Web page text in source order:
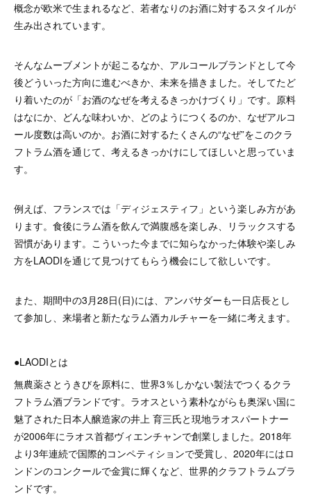
概念が欧米で生まれるなど、若者なりのお酒に対するスタイルが
生み出されています。
そんなムーブメントが起こるなか、アルコールブランドとして今
後どういった方向に進むべきか、未来を描きました。そしてたど
り着いたのが「お酒のなぜを考えるきっかけづくり」です。原料
はなにか、どんな味わいか、どのようにつくるのか、なぜアルコ
ール度数は高いのか。お酒に対するたくさんの“なぜ”をこのクラ
フトラム酒を通じて、考えるきっかけにしてほしいと思っていま
す。
例えば、フランスでは「ディジェスティフ」という楽しみ方があ
ります。食後にラム酒を飲んで満腹感を楽しみ、リラックスする
習慣があります。こういった今までに知らなかった体験や楽しみ
方をLAODIを通じて見つけてもらう機会にして欲しいです。
また、期間中の3月28日(日)には、アンバサダーも一日店長とし
て参加し、来場者と新たなラム酒カルチャーを一緒に考えます。
●LAODIとは
無農薬さとうきびを原料に、世界3％しかない製法でつくるクラ
フトラム酒ブランドです。ラオスという素朴ながらも奥深い国に
魅了された日本人醸造家の井上 育三氏と現地ラオスパートナー
が2006年にラオス首都ヴィエンチャンで創業しました。2018年
より3年連続で国際的コンペティションで受賞し、2020年にはロ
ンドンのコンクールで金賞に輝くなど、世界的クラフトラムブラ
ンドです。